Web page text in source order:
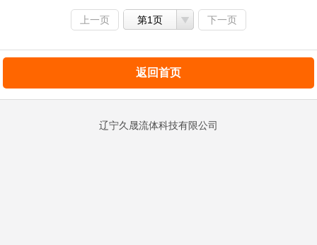
上一页 第1页 下一页
返回首页
辽宁久晟流体科技有限公司